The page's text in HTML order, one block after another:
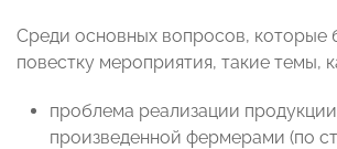
Среди основных вопросов, которые
повестку мероприятия, такие темы,
проблема реализации
произведенной фермерами (по